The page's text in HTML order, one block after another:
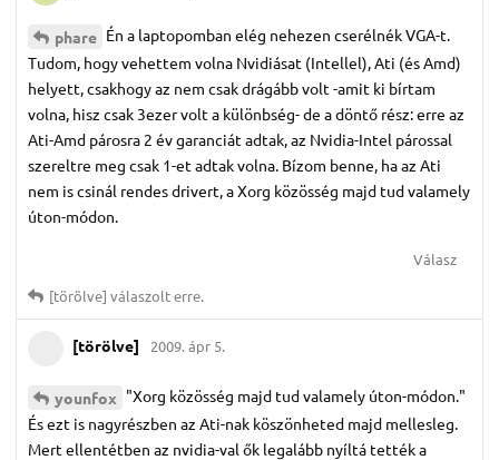
phare Én a laptopomban elég nehezen cserélnék VGA-t.
Tudom, hogy vehettem volna Nvidiásat (Intellel), Ati (és Amd)
helyett, csakhogy az nem csak drágább volt -amit ki bírtam
volna, hisz csak 3ezer volt a különbség- de a döntő rész: erre az
Ati-Amd párosra 2 év garanciát adtak, az Nvidia-Intel párossal
szereltre meg csak 1-et adtak volna. Bízom benne, ha az Ati
nem is csinál rendes drivert, a Xorg közösség majd tud valamely
úton-módon.
Válasz
[törölve] válaszolt erre.
[törölve] 2009. ápr 5.
younfox "Xorg közösség majd tud valamely úton-módon."
És ezt is nagyrészben az Ati-nak köszönheted majd mellesleg.
Mert ellentétben az nvidia-val ők legalább nyíltá tették a